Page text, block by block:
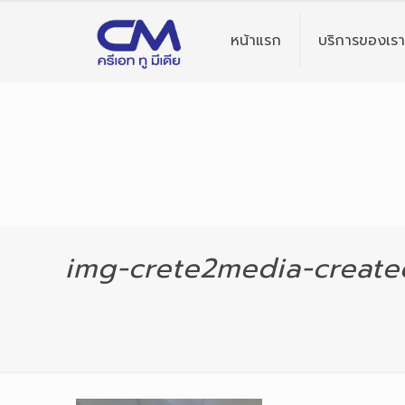
หน้าแรก บริการของเรา
img-crete2media-